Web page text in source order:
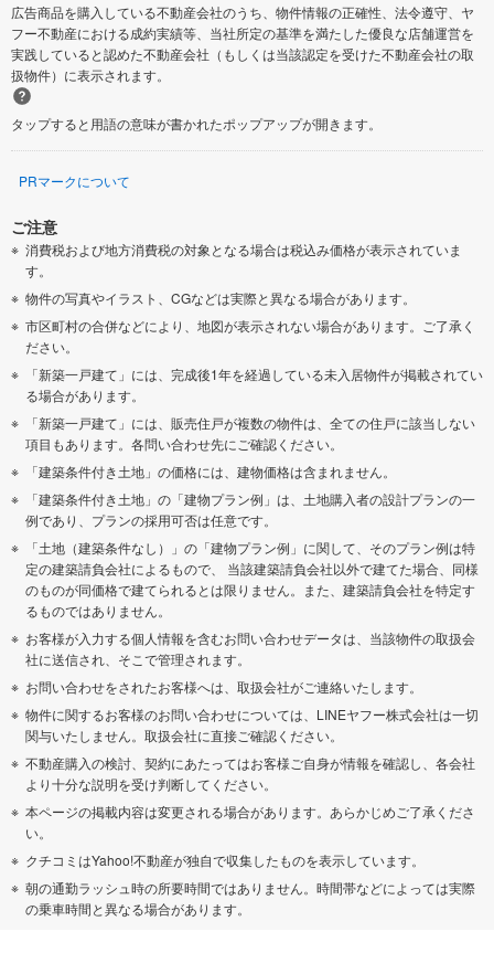
広告商品を購入している不動産会社のうち、物件情報の正確性、法令遵守、ヤ
フー不動産における成約実績等、当社所定の基準を満たした優良な店舗運営を
実践していると認めた不動産会社（もしくは当該認定を受けた不動産会社の取
扱物件）に表示されます。
タップすると用語の意味が書かれたポップアップが開きます。
PRマークについて
ご注意
消費税および地方消費税の対象となる場合は税込み価格が表示されていま
す。
物件の写真やイラスト、CGなどは実際と異なる場合があります。
市区町村の合併などにより、地図が表示されない場合があります。ご了承く
ださい。
「新築一戸建て」には、完成後1年を経過している未入居物件が掲載されてい
る場合があります。
「新築一戸建て」には、販売住戸が複数の物件は、全ての住戸に該当しない
項目もあります。各問い合わせ先にご確認ください。
「建築条件付き土地」の価格には、建物価格は含まれません。
「建築条件付き土地」の「建物プラン例」は、土地購入者の設計プランの一
例であり、プランの採用可否は任意です。
「土地（建築条件なし）」の「建物プラン例」に関して、そのプラン例は特
定の建築請負会社によるもので、 当該建築請負会社以外で建てた場合、同様
のものが同価格で建てられるとは限りません。また、建築請負会社を特定す
るものではありません。
お客様が入力する個人情報を含むお問い合わせデータは、当該物件の取扱会
社に送信され、そこで管理されます。
お問い合わせをされたお客様へは、取扱会社がご連絡いたします。
物件に関するお客様のお問い合わせについては、LINEヤフー株式会社は一切
関与いたしません。取扱会社に直接ご確認ください。
不動産購入の検討、契約にあたってはお客様ご自身が情報を確認し、各会社
より十分な説明を受け判断してください。
本ページの掲載内容は変更される場合があります。あらかじめご了承くださ
い。
クチコミはYahoo!不動産が独自で収集したものを表示しています。
朝の通勤ラッシュ時の所要時間ではありません。時間帯などによっては実際
の乗車時間と異なる場合があります。